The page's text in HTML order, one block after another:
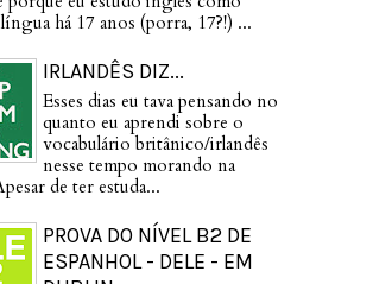
há 17 anos (porra, 17?!) ...
IRLANDÊS DIZ...
Esses dias eu tava pensando no
quanto eu aprendi sobre o
vocabulário britânico/irlandês
nesse tempo morando na
de ter estuda...
PROVA DO NÍVEL B2 DE
ESPANHOL - DELE - EM